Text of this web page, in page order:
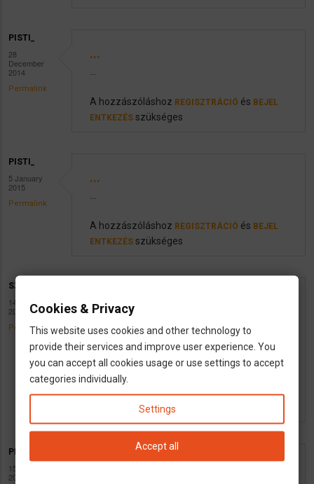
PISTI_
28
December
2014
Permalink
...
...
A hozzászóláshoz REGISZTRÁCIÓ és BEJEL
ENTKEZÉS szükséges
PISTI_
5 January
2015
Permalink
...
...
A hozzászóláshoz REGISZTRÁCIÓ és BEJEL
ENTKEZÉS szükséges
SZILI1234
14 January
2015
Permalink
utazás
dapest-Papenburg között mennyi lenne az utazá
s!
köszönöm
A hozzászóláshozREGISZTRÁCIÓésBEJEL
szükséges
PISTI_
15 January
2015
Cookies & Privacy
This website uses cookies and other technology to
provide their services and improve user experience. You
you can accept all cookies usage or use settings to accept
categories individually.
Settings
Accept all